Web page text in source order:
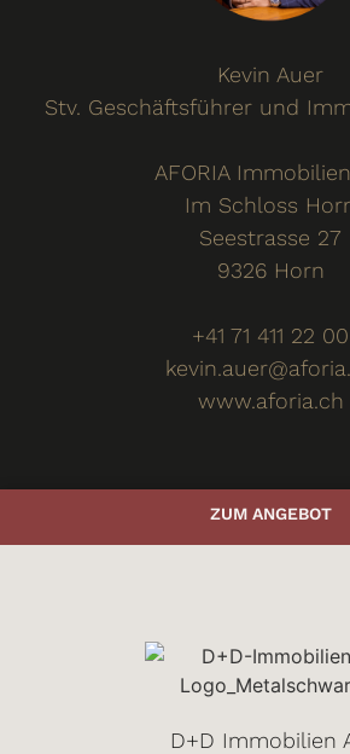
Kevin Auer
Stv. Geschäftsführer und
AFORIA
Im Schloss
Seestrasse 27
9326 Horn
+41 71 411 22 00
www.aforia.ch
ZUM ANGEBOT
D+D Immobilien